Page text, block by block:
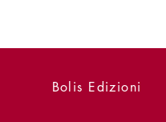
Bolis Edizioni